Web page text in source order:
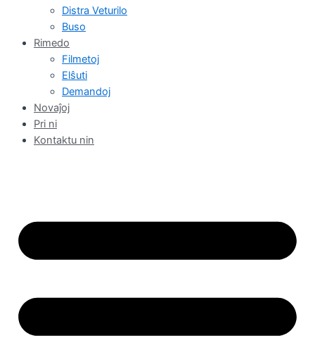
Distra Veturilo
Buso
Rimedo
Filmetoj
Elŝuti
Demandoj
Novaĵoj
Pri ni
Kontaktu nin